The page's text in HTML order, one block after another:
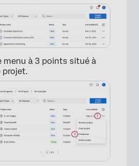
menu à 3 points situé à
projet.